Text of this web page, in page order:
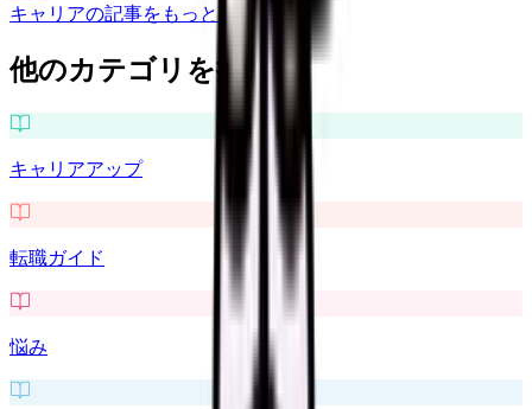
キャリアの記事をもっと見る
他のカテゴリを探す
キャリアアップ
転職ガイド
悩み